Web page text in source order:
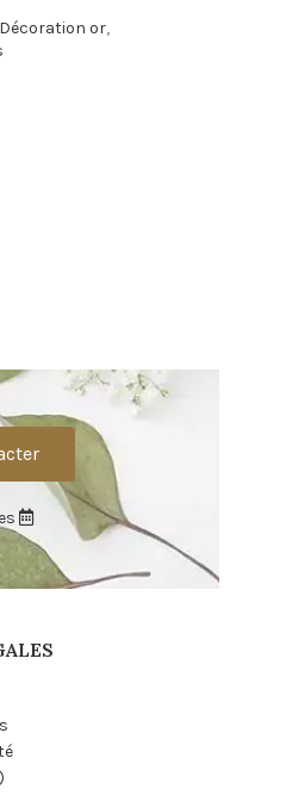
Décoration or,